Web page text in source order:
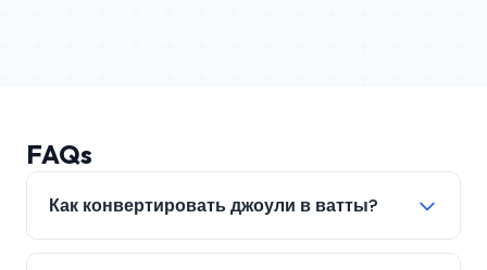
FAQs
Как конвертировать джоули в ватты?
W = J / s. Разделите джоули на seconds.